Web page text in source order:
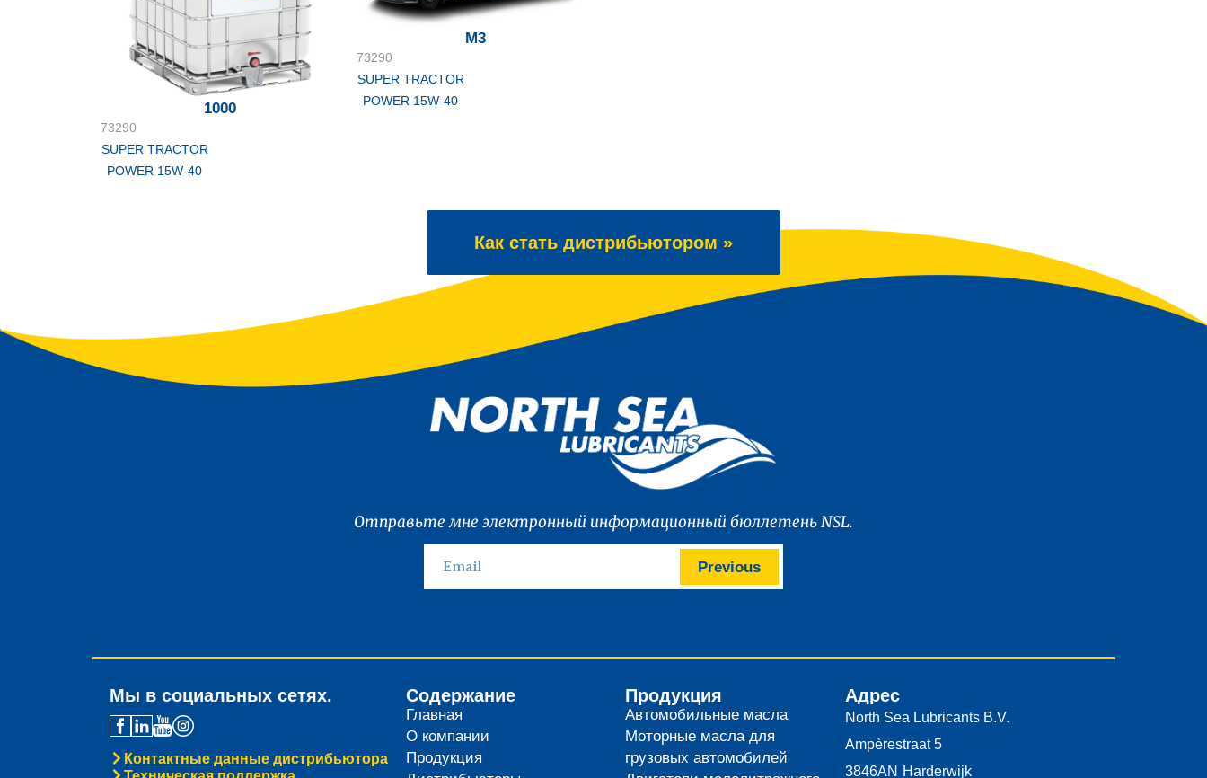
1000
73290
SUPER TRACTOR
POWER 15W-40
M3
73290
SUPER TRACTOR
POWER 15W-40
Как стать дистрибьютором »
Отправьте мне электронный информационный бюллетень NSL.
Previous
Мы в социальных сетях.
Контактные данные дистрибьютора
Содержание
Главная
О компании
Продукция
Продукция
Автомобильные масла
Моторные масла для
грузовых автомобилей
Адрес
North Sea Lubricants B.V.
Ampèrestraat 5
3846AN Harderwijk